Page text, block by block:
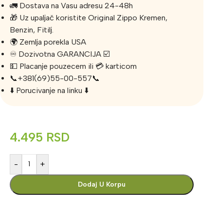
🚛 Dostava na Vasu adresu 24-48h
🎁 Uz upaljač koristite Original Zippo Kremen,
Benzin, Fitilj.
🌍 Zemlja porekla USA
♾️ Dozivotna GARANCIJA ☑️
💵 Placanje pouzecem ili 💳 karticom
📞+381(69)55-00-557📞
⬇️ Porucivanje na linku ⬇️
4.495 RSD
- +
Dodaj U Korpu